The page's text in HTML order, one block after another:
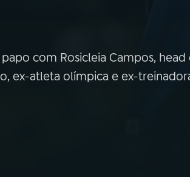
com Rosicleia Campos, head
ex-atleta olímpica e ex-